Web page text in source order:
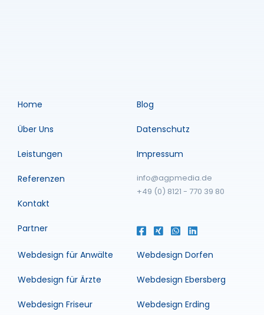
Home
Über Uns
Leistungen
Referenzen
Kontakt
Partner
Blog
Datenschutz
Impressum
info@agpmedia.de
+49 (0) 8121 - 770 39 80
Webdesign für Anwälte
Webdesign für Ärzte
Webdesign Friseur
Webdesign Dorfen
Webdesign Ebersberg
Webdesign Erding